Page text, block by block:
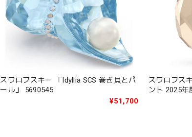
スワロフスキー 「Idyllia SCS 巻き貝とパ
ール」 5690545
¥51,700
スワロフス
ント 2025年